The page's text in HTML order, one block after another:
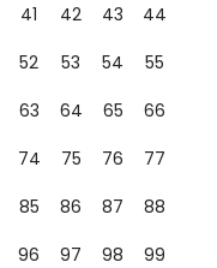
41 42 43
44
52 53 54
55
63 64 65
66
74 75 76
77
85 86 87
88
96 97 98
99